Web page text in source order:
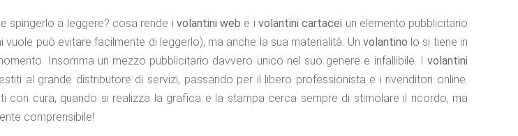
spingerlo a leggere? cosa rende i volantini web e i volantini cartacei un elemento pubblicitario
può evitare facilmente di leggerlo), ma anche la sua materialità. Un volantino lo si tiene in
Insomma un mezzo pubblicitario davvero unico nel suo genere e infallibile. I volantini
al grande distributore di servizi, passando per il libero professionista e i rivenditori online.
con cura, quando si realizza la grafica e la stampa cerca sempre di stimolare il ricordo, ma
comprensibile!